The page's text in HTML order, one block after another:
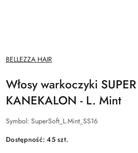
NAZWA
PRODUCENTA:
BELLEZZA HAIR
Włosy warkoczyki
KANEKALON - L. Mint
Symbol: SuperSoft_L.Mint_SS16
Dostępność:45szt.